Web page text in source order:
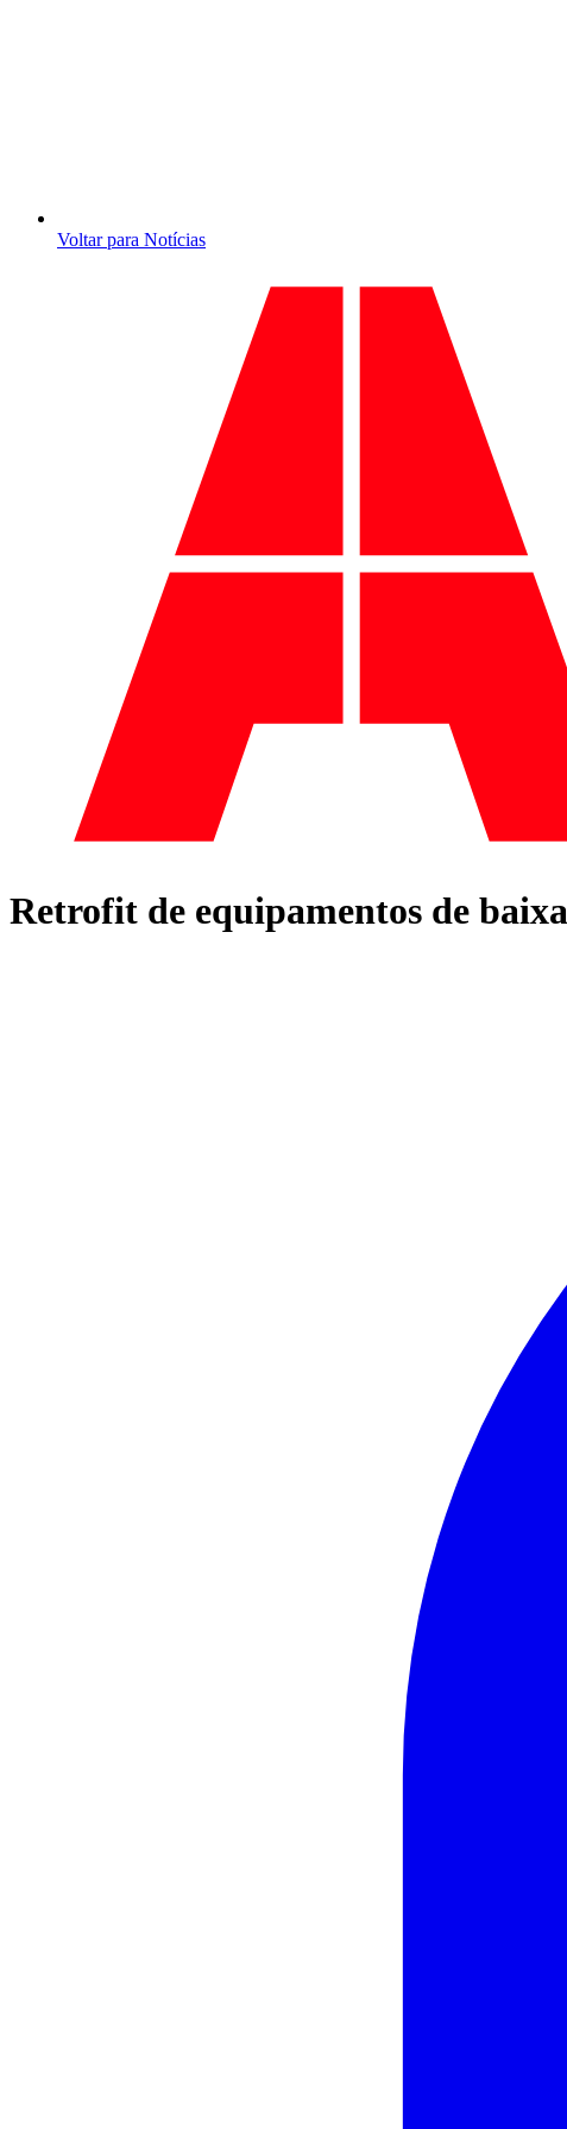
Voltar para Notícias
Retrofit de equipamentos de